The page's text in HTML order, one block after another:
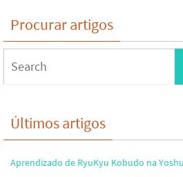
Procurar artigos
Últimos artigos
Aprendizado de RyuKyu Kobudo na